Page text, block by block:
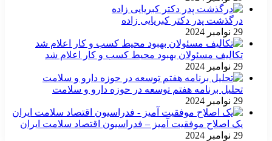
درگذشت پدر دکتر کبریایی زاده
29 نوامبر 2024
تکالیف مسئولان بهبود محیط کسب و کار اعلام شد
29 نوامبر 2024
تحلیل برنامه هفتم توسعه در حوزه دارو و سلامت
29 نوامبر 2024
یک اصلاح موفقیت آمیز – فدراسیون اقتصاد سلامت ایران
29 نوامبر 2024